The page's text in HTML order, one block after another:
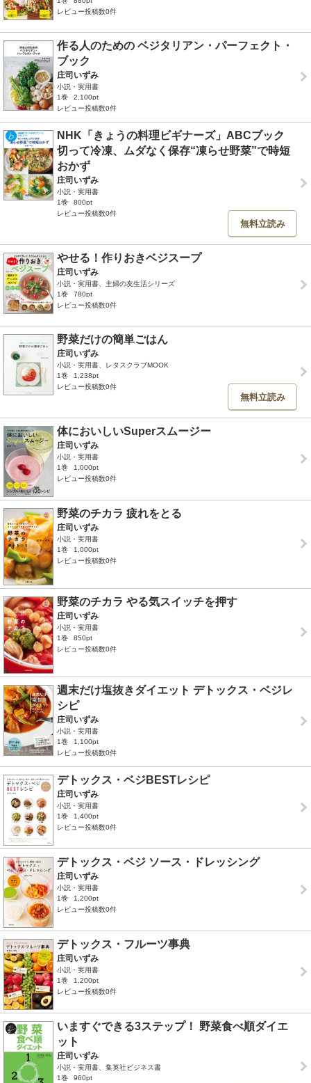
レビュー投稿数0件
作る人のための ベジタリアン・パーフェクト・
ブック
庄司いずみ
小説・実用書
1巻
2,100pt
レビュー投稿数0件
NHK「きょうの料理ビギナーズ」ABCブック
切って冷凍、ムダなく保存“凍らせ野菜”で時短
おかず
庄司いずみ
小説・実用書
1巻
800pt
レビュー投稿数0件
無料立読み
やせる！作りおきベジスープ
庄司いずみ
小説・実用書、主婦の友生活シリーズ
1巻
780pt
レビュー投稿数0件
野菜だけの簡単ごはん
庄司いずみ
小説・実用書、レタスクラブMOOK
1巻
1,238pt
レビュー投稿数0件
無料立読み
体においしいSuperスムージー
庄司いずみ
小説・実用書
1巻
1,000pt
レビュー投稿数0件
野菜のチカラ 疲れをとる
庄司いずみ
小説・実用書
1巻
1,000pt
レビュー投稿数0件
野菜のチカラ やる気スイッチを押す
庄司いずみ
小説・実用書
1巻
850pt
レビュー投稿数0件
週末だけ塩抜きダイエット デトックス・ベジレ
シピ
庄司いずみ
小説・実用書
1巻
1,100pt
レビュー投稿数0件
デトックス・ベジBESTレシピ
庄司いずみ
小説・実用書
1巻
1,400pt
レビュー投稿数0件
デトックス・ベジ ソース・ドレッシング
庄司いずみ
小説・実用書
1巻
1,200pt
レビュー投稿数0件
デトックス・フルーツ事典
庄司いずみ
小説・実用書
1巻
1,200pt
レビュー投稿数0件
いますぐできる3ステップ！ 野菜食べ順ダイエ
ット
庄司いずみ
小説・実用書、集英社ビジネス書
1巻
960pt